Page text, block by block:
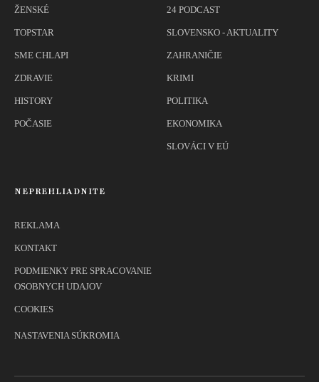
ŽENSKÉ
TOPSTAR
SME CHLAPI
ZDRAVIE
HISTORY
POČASIE
24 PODCAST
SLOVENSKO - AKTUALITY
ZAHRANIČIE
KRIMI
POLITIKA
EKONOMIKA
SLOVÁCI V EÚ
NEPREHLIADNITE
REKLAMA
KONTAKT
PODMIENKY PRE SPRACOVANIE
OSOBNYCH UDAJOV
COOKIES
NASTAVENIA SÚKROMIA